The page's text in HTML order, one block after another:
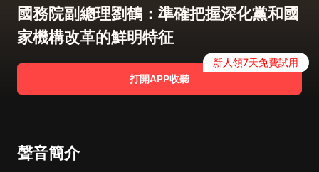
國務院副總理劉鶴：準確把握深化黨和國
家機構改革的鮮明特征
打開APP收聽
新人領7天免費試用
聲音簡介